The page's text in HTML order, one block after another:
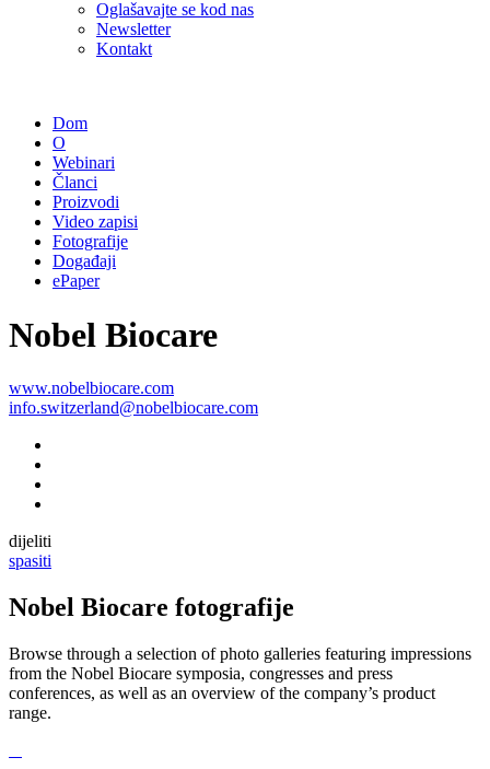
Oglašavajte se kod nas
Newsletter
Kontakt
Dom
O
Webinari
Članci
Proizvodi
Video zapisi
Fotografije
Događaji
ePaper
Nobel Biocare
www.nobelbiocare.com
info.switzerland@nobelbiocare.com
dijeliti
spasiti
Nobel Biocare fotografije
Browse through a selection of photo galleries featuring impressions
from the Nobel Biocare symposia, congresses and press
conferences, as well as an overview of the company’s product
range.